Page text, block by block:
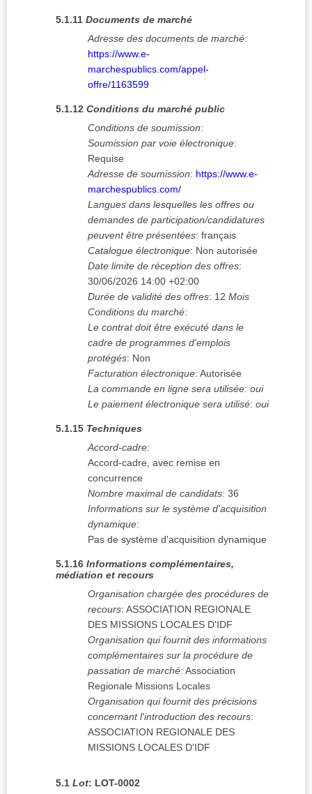
5.1.11 Documents de marché
Adresse des documents de marché:
https://www.e-
marchespublics.com/appel-
offre/1163599
5.1.12 Conditions du marché public
Conditions de soumission:
Soumission par voie électronique:
Requise
Adresse de soumission: https://www.e-
marchespublics.com/
Langues dans lesquelles les offres ou
demandes de participation/candidatures
peuvent être présentées: français
Catalogue électronique: Non autorisée
Date limite de réception des offres:
30/06/2026 14:00 +02:00
Durée de validité des offres: 12 Mois
Conditions du marché:
Le contrat doit être exécuté dans le
cadre de programmes d'emplois
protégés: Non
Facturation électronique: Autorisée
La commande en ligne sera utilisée: oui
Le paiement électronique sera utilisé: oui
5.1.15 Techniques
Accord-cadre:
Accord-cadre, avec remise en
concurrence
Nombre maximal de candidats: 36
Informations sur le système d'acquisition
dynamique:
Pas de système d'acquisition dynamique
5.1.16 Informations complémentaires,
médiation et recours
Organisation chargée des procédures de
recours: ASSOCIATION REGIONALE
DES MISSIONS LOCALES D'IDF
Organisation qui fournit des informations
complémentaires sur la procédure de
passation de marché: Association
Regionale Missions Locales
Organisation qui fournit des précisions
concernant l'introduction des recours:
ASSOCIATION REGIONALE DES
MISSIONS LOCALES D'IDF
5.1 Lot: LOT-0002